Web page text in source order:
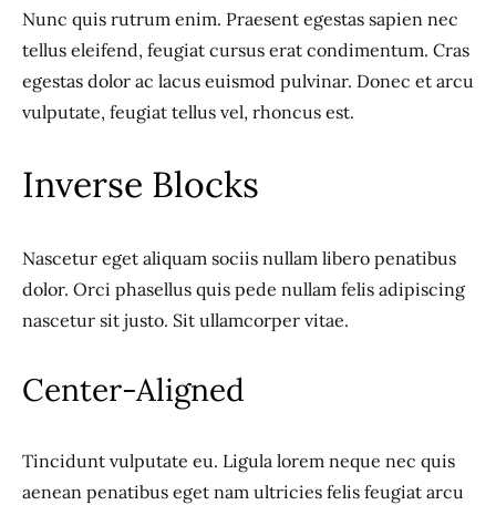
Nunc quis rutrum enim. Praesent egestas sapien nec
tellus eleifend, feugiat cursus erat condimentum. Cras
egestas dolor ac lacus euismod pulvinar. Donec et arcu
vulputate, feugiat tellus vel, rhoncus est.
Inverse Blocks
Nascetur eget aliquam sociis nullam libero penatibus
dolor. Orci phasellus quis pede nullam felis adipiscing
nascetur sit justo. Sit ullamcorper vitae.
Center-Aligned
Tincidunt vulputate eu. Ligula lorem neque nec quis
aenean penatibus eget nam ultricies felis feugiat arcu